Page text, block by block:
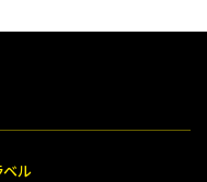
ベル